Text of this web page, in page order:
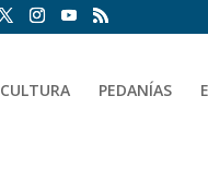
CULTURA PEDANÍAS